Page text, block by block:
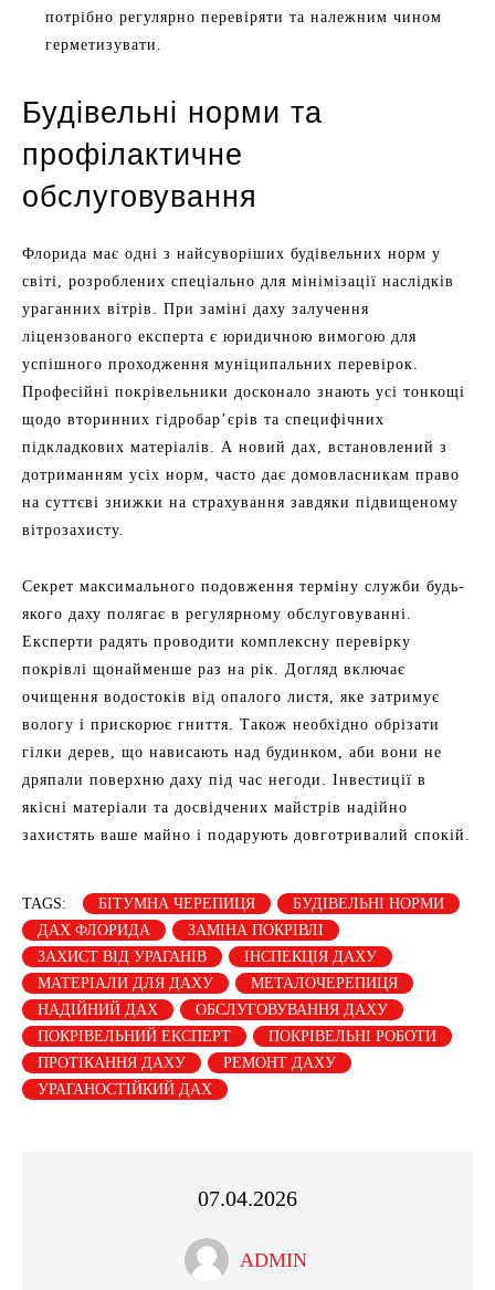
потрібно регулярно перевіряти та належним чином
герметизувати.
Будівельні норми та
профілактичне
обслуговування
Флорида має одні з найсуворіших будівельних норм у
світі, розроблених спеціально для мінімізації наслідків
ураганних вітрів. При заміні даху залучення
ліцензованого експерта є юридичною вимогою для
успішного проходження муніципальних перевірок.
Професійні покрівельники досконало знають усі тонкощі
щодо вторинних гідробар’єрів та специфічних
підкладкових матеріалів. А новий дах, встановлений з
дотриманням усіх норм, часто дає домовласникам право
на суттєві знижки на страхування завдяки підвищеному
вітрозахисту.
Секрет максимального подовження терміну служби будь-
якого даху полягає в регулярному обслуговуванні.
Експерти радять проводити комплексну перевірку
покрівлі щонайменше раз на рік. Догляд включає
очищення водостоків від опалого листя, яке затримує
вологу і прискорює гниття. Також необхідно обрізати
гілки дерев, що нависають над будинком, аби вони не
дряпали поверхню даху під час негоди. Інвестиції в
якісні матеріали та досвідчених майстрів надійно
захистять ваше майно і подарують довготривалий спокій.
TAGS: БІТУМНА ЧЕРЕПИЦЯ
БУДІВЕЛЬНІ НОРМИ
ДАХ ФЛОРИДА
ЗАМІНА ПОКРІВЛІ
ЗАХИСТ ВІД УРАГАНІВ
ІНСПЕКЦІЯ ДАХУ
МАТЕРІАЛИ ДЛЯ ДАХУ
МЕТАЛОЧЕРЕПИЦЯ
НАДІЙНИЙ ДАХ
ОБСЛУГОВУВАННЯ ДАХУ
ПОКРІВЕЛЬНИЙ ЕКСПЕРТ
ПОКРІВЕЛЬНІ РОБОТИ
ПРОТІКАННЯ ДАХУ
РЕМОНТ ДАХУ
УРАГАНОСТІЙКИЙ ДАХ
07.04.2026
ADMIN